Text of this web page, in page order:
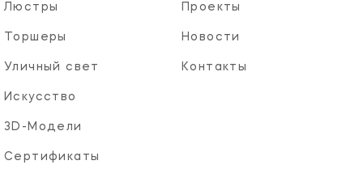
Люстры
Торшеры
Уличный свет
Искусство
3D-Модели
Сертификаты
Проекты
Новости
Контакты